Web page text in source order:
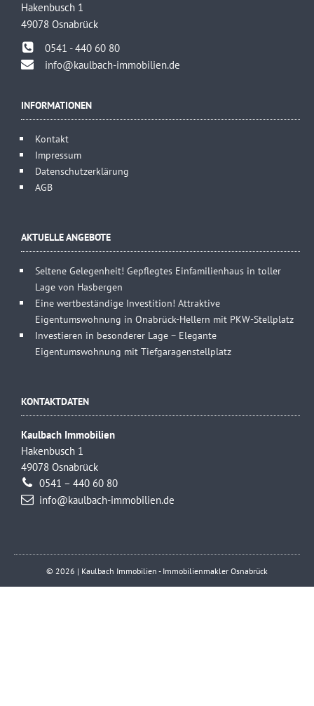
Hakenbusch 1
49078 Osnabrück
0541 - 440 60 80
info@kaulbach-immobilien.de
INFORMATIONEN
Kontakt
Impressum
Datenschutzerklärung
AGB
AKTUELLE ANGEBOTE
Seltene Gelegenheit! Gepflegtes Einfamilienhaus in toller
Lage von Hasbergen
Eine wertbeständige Investition! Attraktive
Eigentumswohnung in Onabrück-Hellern mit PKW-Stellplatz
Investieren in besonderer Lage – Elegante
Eigentumswohnung mit Tiefgaragenstellplatz
KONTAKTDATEN
Kaulbach Immobilien
Hakenbusch 1
49078 Osnabrück
0541 – 440 60 80
info@kaulbach-immobilien.de
© 2026 | Kaulbach Immobilien - Immobilienmakler Osnabrück